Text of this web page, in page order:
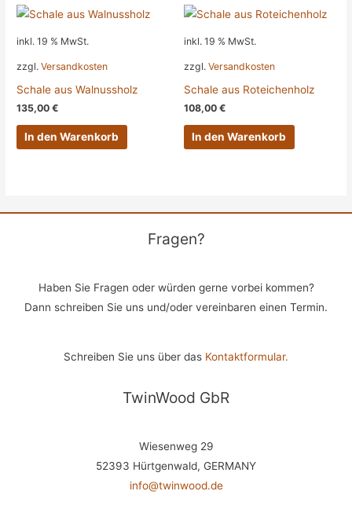
inkl. 19 % MwSt.
zzgl.Versandkosten
Schale aus Walnussholz
135,00€
In den Warenkorb
inkl. 19 % MwSt.
zzgl. Versandkosten
Schale aus Roteichenholz
108,00 €
In den Warenkorb
Fragen?
Haben Sie Fragen oder würden gerne vorbei kommen?
Dann schreiben Sie uns und/oder vereinbaren einen Termin.
Schreiben Sie uns über das Kontaktformular.
TwinWood GbR
Wiesenweg 29
52393 Hürtgenwald, GERMANY
info@twinwood.de